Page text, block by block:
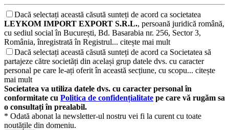
Dacă selectați această căsută sunteți de acord ca societatea
LEYKOM IMPORT EXPORT S.R.L., persoană juridică română,
cu sediul social în București, Bd. Basarabia nr. 256, Sector 3,
România, înregistrată în Registrul... citește mai mult
Dacă selectați această căsută sunteți de acord ca Societatea să
partajeze către societăți din același grup datele dvs. cu caracter
personal pe care le-ați oferit în această secțiune, cu scopu... citește
mai mult
Societatea va utiliza datele dvs. cu caracter personal în
conformitate cu Politica de confidențialitate pe care vă rugăm sa
o consultați în prealabil.
* Odată abonat la newsletter-ul nostru vei fi la curent cu toate
noutățile din domeniu.